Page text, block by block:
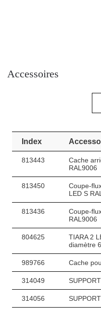
Accessoires
Index
813443
Cache
RAL9006
813450
Coupe-
LED S
813436
Coupe-
RAL9006
804625
TIARA 2
diamètre
989766 Cache
314049
314056